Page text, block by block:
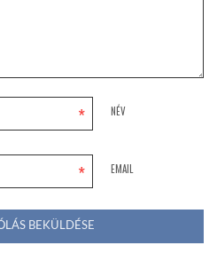
NÉV
*
EMAIL
*